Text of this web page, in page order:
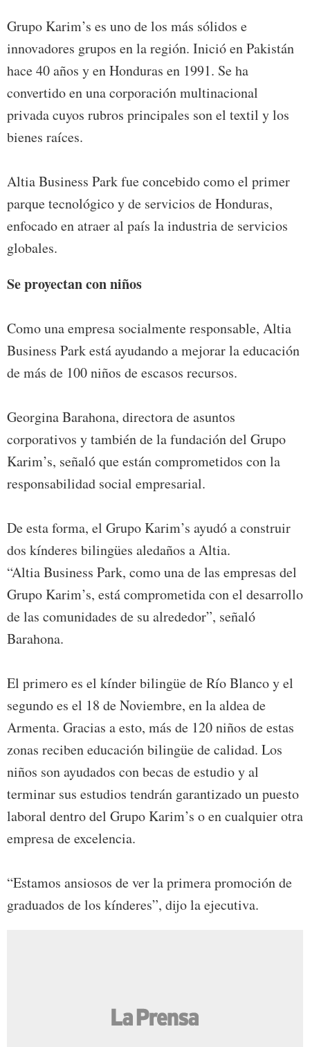
Grupo Karim’s es uno de los más sólidos e
innovadores grupos en la región. Inició en Pakistán
hace 40 años y en Honduras en 1991. Se ha
convertido en una corporación multinacional
privada cuyos rubros principales son el textil y los
bienes raíces.
Altia Business Park fue concebido como el primer
parque tecnológico y de servicios de Honduras,
enfocado en atraer al país la industria de servicios
globales.
Se proyectan con niños
Como una empresa socialmente responsable, Altia
Business Park está ayudando a mejorar la educación
de más de 100 niños de escasos recursos.
Georgina Barahona, directora de asuntos
corporativos y también de la fundación del Grupo
Karim’s, señaló que están comprometidos con la
responsabilidad social empresarial.
De esta forma, el Grupo Karim’s ayudó a construir
dos kínderes bilingües aledaños a Altia.
“Altia Business Park, como una de las empresas del
Grupo Karim’s, está comprometida con el desarrollo
de las comunidades de su alrededor”, señaló
Barahona.
El primero es el kínder bilingüe de Río Blanco y el
segundo es el 18 de Noviembre, en la aldea de
Armenta. Gracias a esto, más de 120 niños de estas
zonas reciben educación bilingüe de calidad. Los
niños son ayudados con becas de estudio y al
terminar sus estudios tendrán garantizado un puesto
laboral dentro del Grupo Karim’s o en cualquier otra
empresa de excelencia.
“Estamos ansiosos de ver la primera promoción de
graduados de los kínderes”, dijo la ejecutiva.